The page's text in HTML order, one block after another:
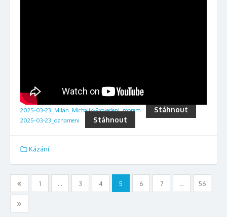
2025-03-23_Milan_Michalik-Provedeni_morem Stáhnout
2025-03-23_oznameni Stáhnout
Kázání
Stránkování
příspěvků
1 … 3 4 5 6 7 … 56